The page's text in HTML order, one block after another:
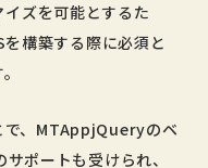
ズを可能とするた
構築する際に必須と
、MTAppjQueryのベ
ポートも受けられ、